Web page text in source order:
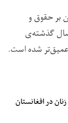
بر حقوق و
گذشته‌ی
عمیق‌تر شده است.
در افغانستان